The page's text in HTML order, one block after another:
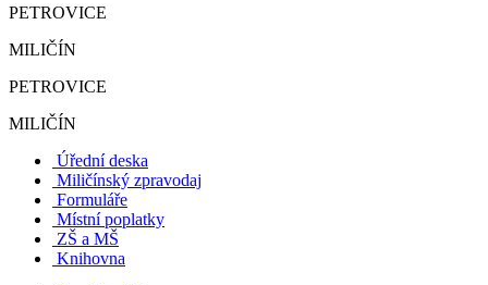
PETROVICE
MILIČÍN
PETROVICE
MILIČÍN
Úřední deska
Miličínský zpravodaj
Formuláře
Místní poplatky
ZŠ a MŠ
Knihovna